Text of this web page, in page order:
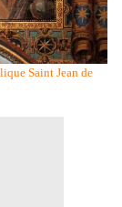
Saint Jean de